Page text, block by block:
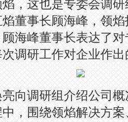
，这也是专委会调
董事长顾海峰，领
海峰董事长表达了
调研工作对企业作
调研组介绍公司概
，围绕领焰解决方